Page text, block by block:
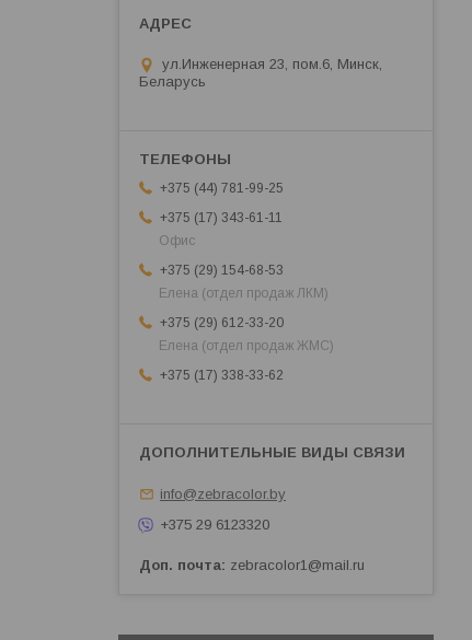
ул.Инженерная 23, пом.6, Минск,
Беларусь
+375 (44) 781-99-25
+375 (17) 343-61-11
Офис
+375 (29) 154-68-53
Елена (отдел продаж ЛКМ)
+375 (29) 612-33-20
Елена (отдел продаж ЖМС)
+375 (17) 338-33-62
info@zebracolor.by
+375 29 6123320
Доп. почта zebracolor1@mail.ru